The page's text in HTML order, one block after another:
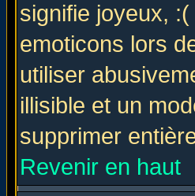
signifie joyeux,
emoticons lors
utiliser
illisible et un
supprimer
Revenir en haut